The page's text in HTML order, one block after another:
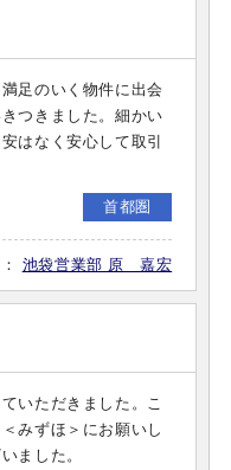
足のいく物件に出会
つきました。細かい
はなく安心して取引
首都圏
池袋営業部 原 嘉宏
いただきました。こ
みずほ＞にお願いし
ました。